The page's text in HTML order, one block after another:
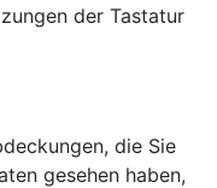
der Tastatur
die Sie
gesehen haben,